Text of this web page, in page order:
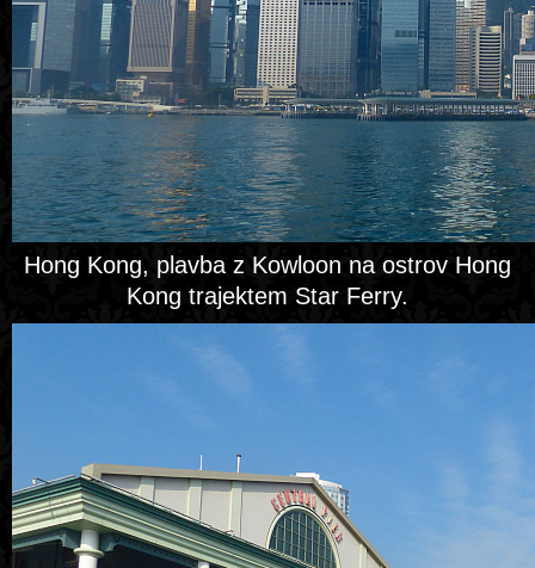
Hong Kong, plavba z Kowloon na ostrov Hong
Kong trajektem Star Ferry.